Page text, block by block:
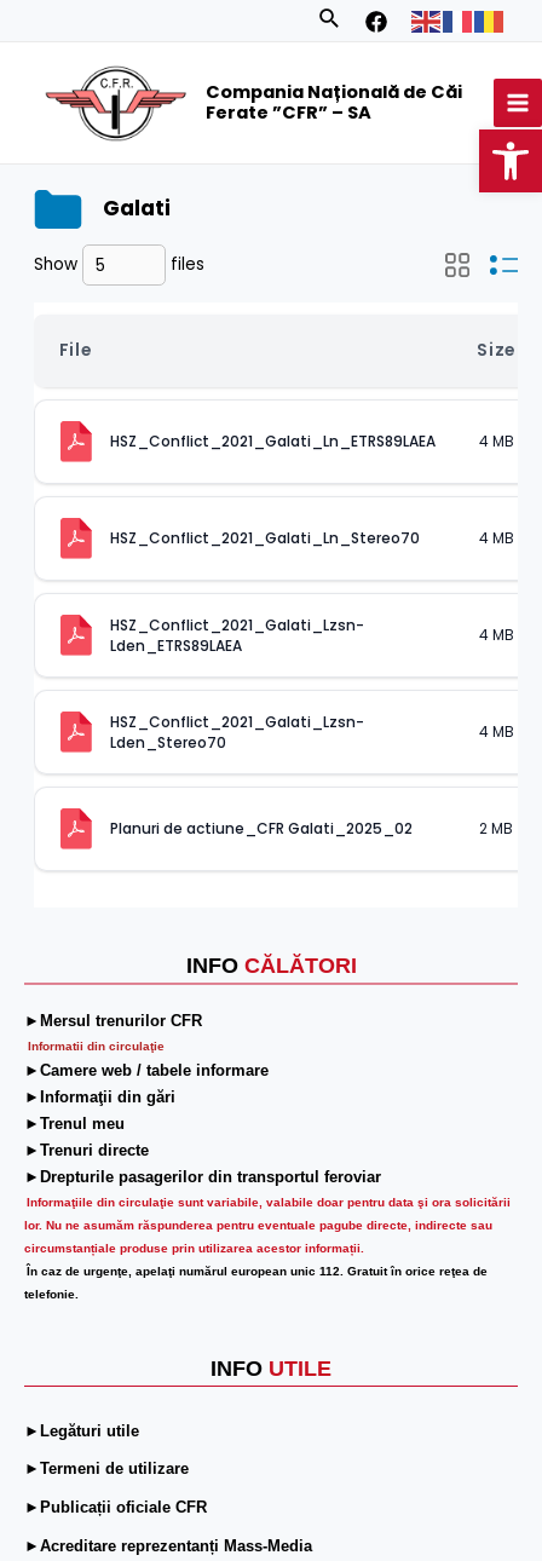
Search
Compania Națională de Căi
Ferate ”CFR” – SA
INFO CĂLĂTORI
►Mersul trenurilor CFR
Informatii din circulaţie
►Camere web / tabele informare
►Informaţii din gări
►Trenul meu
►Trenuri directe
►Drepturile pasagerilor din transportul feroviar
Informaţiile din circulaţie sunt variabile, valabile doar pentru data şi ora solicitării
lor. Nu ne asumăm răspunderea pentru eventuale pagube directe, indirecte sau
circumstanțiale produse prin utilizarea acestor informații.
În caz de urgenţe, apelaţi numărul european unic 112. Gratuit în orice reţea de
telefonie.
INFO UTILE
►Legături utile
►Termeni de utilizare
►Publicații oficiale CFR
►Acreditare reprezentanți Mass-Media
Galati
Show files
File Size
HSZ_Conflict_2021_Galati_Ln_ETRS89LAEA 4 MB
HSZ_Conflict_2021_Galati_Ln_Stereo70 4 MB
HSZ_Conflict_2021_Galati_Lzsn-
Lden_ETRS89LAEA
4 MB
HSZ_Conflict_2021_Galati_Lzsn-
Lden_Stereo70
4 MB
Planuri de actiune_CFR Galati_2025_02 2 MB